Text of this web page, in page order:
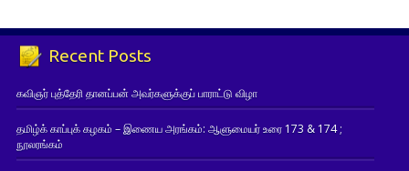
Recent Posts
கவிஞர் புத்தேரி தானப்பன் அவர்களுக்குப் பாராட்டு விழா
தமிழ்க் காப்புக் கழகம் – இணைய அரங்கம்: ஆளுமையர் உரை 173 & 174 ;
நூலரங்கம்